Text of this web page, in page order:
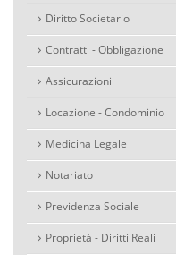
Diritto Societario
Contratti - Obbligazione
Assicurazioni
Locazione - Condominio
Medicina Legale
Notariato
Previdenza Sociale
Proprietà - Diritti Reali